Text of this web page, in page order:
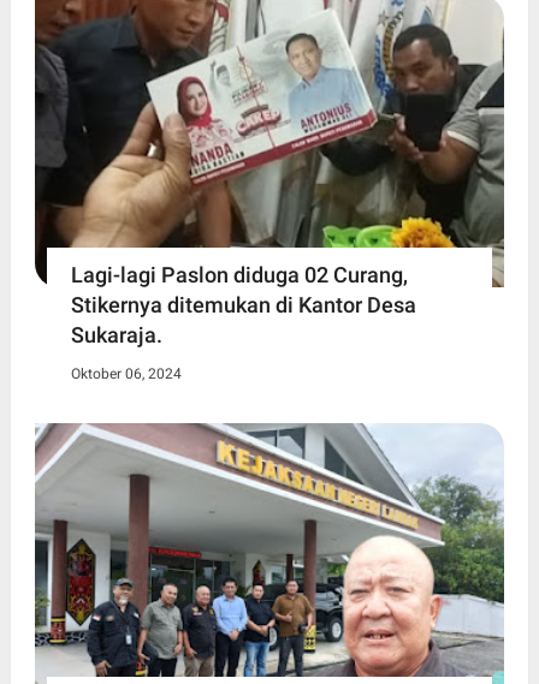
Lagi-lagi Paslon diduga 02 Curang,
Stikernya ditemukan di Kantor Desa
Sukaraja.
Oktober 06, 2024